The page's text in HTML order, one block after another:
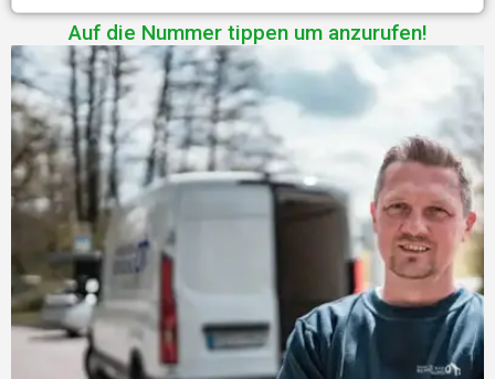
Auf die Nummer tippen um anzurufen!